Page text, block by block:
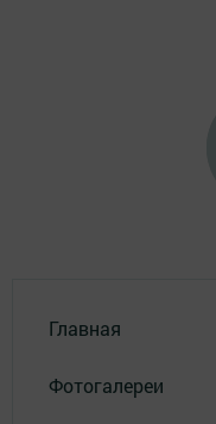
Главная
Фотогалереи